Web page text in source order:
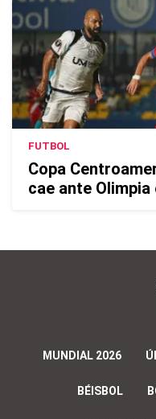
FUTBOL
Copa
cae ante
MUNDIAL 2026
BÉISBOL